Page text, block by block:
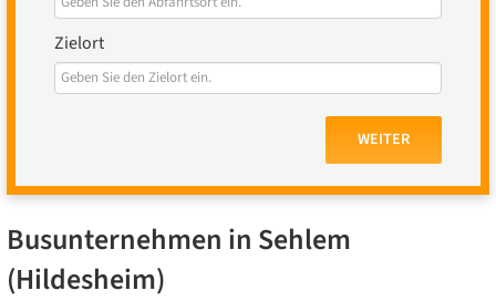
Zielort
WEITER
Busunternehmen in Sehlem
(Hildesheim)